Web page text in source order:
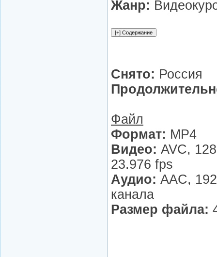
Жанр:
Снято: Россия
Файл
Формат: MP4
Видео: AVC,
23.976 fps
Аудио: AAC,
канала
Размер файла: